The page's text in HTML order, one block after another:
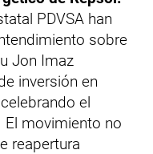
PDVSA han
sobre
Jon Imaz
inversión en
el
movimiento no
reapertura